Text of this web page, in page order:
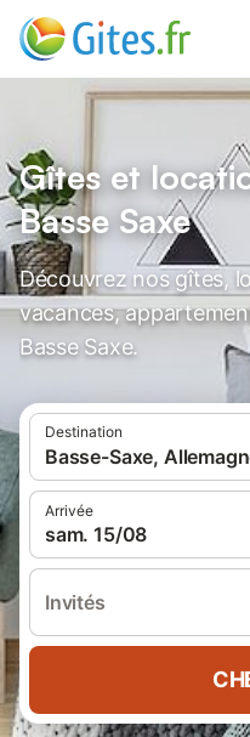
Gîtes et
Basse Saxe
Découvrez nos gîtes, locations, résidences de
vacances,
Basse Saxe.
Destination
Basse-Saxe,
Arrivée
sam. 15/08
Invités